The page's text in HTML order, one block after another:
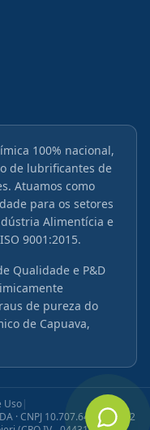
100% nacional,
de lubrificantes de
Atuamos como
para os setores
Alimentícia e
9001:2015.
Qualidade e P&D
de pureza do
de Capuava,
Uso|
· CNPJ 10.707.645/0001-12